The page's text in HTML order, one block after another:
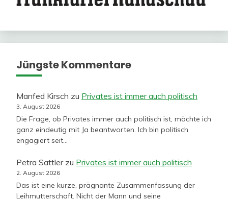
Jüngste Kommentare
Manfed Kirsch zu Privates ist immer auch politisch
3. August 2026
Die Frage, ob Privates immer auch politisch ist, möchte ich
ganz eindeutig mit Ja beantworten. Ich bin politisch
engagiert seit…
Petra Sattlerzu Privates ist immer auch politisch
2. August 2026
Das ist eine kurze, prägnante Zusammenfassung der
Leihmutterschaft. Nicht der Mann und seine